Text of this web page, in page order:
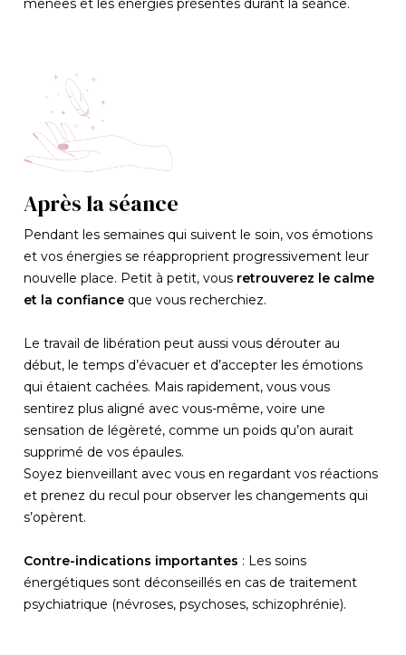
Après la séance
Pendant les semaines qui suivent le soin, vos émotions
et vos énergies se réapproprient progressivement leur
nouvelle place. Petit à petit, vous retrouverez le calme
et la confiance que vous recherchiez.
Le travail de libération peut aussi vous dérouter au
début, le temps d’évacuer et d’accepter les émotions
qui étaient cachées. Mais rapidement, vous vous
sentirez plus aligné avec vous-même, voire une
sensation de légèreté, comme un poids qu’on aurait
supprimé de vos épaules.
Soyez bienveillant avec vous en regardant vos réactions
et prenez du recul pour observer les changements qui
s’opèrent.
Contre-indications importantes : Les soins
énergétiques sont déconseillés en cas de traitement
psychiatrique (névroses, psychoses, schizophrénie).